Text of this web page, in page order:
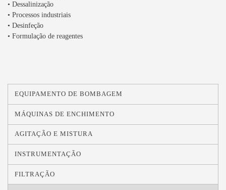
EQUIPAMENTO DE BOMBAGEM
MÁQUINAS DE ENCHIMENTO
AGITAÇÃO E MISTURA
INSTRUMENTAÇÃO
FILTRAÇÃO
• Dessalinização
• Processos industriais
• Desinfeção
• Formulação de reagentes